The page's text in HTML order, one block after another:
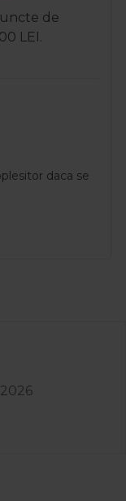
de
LEI.
daca se